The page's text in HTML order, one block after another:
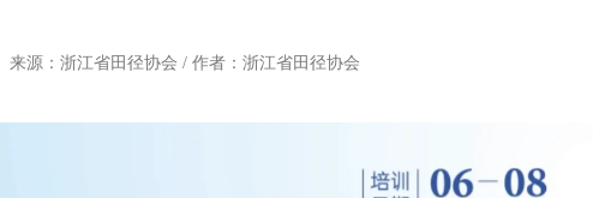
来源：浙江省田径协会 / 作者：浙江省田径协会